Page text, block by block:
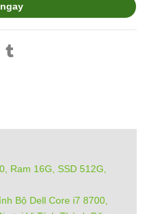
Ram 16G, SSD 512G,
Bộ Dell Core i7 8700,